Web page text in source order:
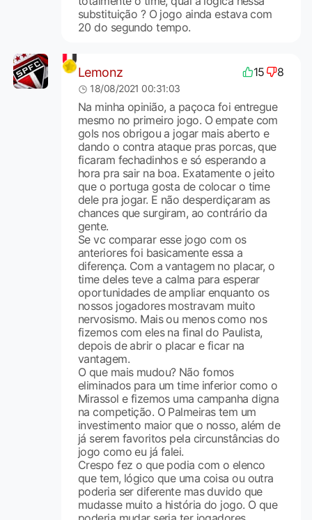
substituição ? O jogo ainda estava com
20 do segundo tempo.
Lemonz 15 8
18/08/2021 00:31:03
Na minha opinião, a paçoca foi entregue
mesmo no primeiro jogo. O empate com
gols nos obrigou a jogar mais aberto e
dando o contra ataque pras porcas, que
ficaram fechadinhos e só esperando a
hora pra sair na boa. Exatamente o jeito
que o portuga gosta de colocar o time
dele pra jogar. E não desperdiçaram as
chances que surgiram, ao contrário da
gente.
Se vc comparar esse jogo com os
anteriores foi basicamente essa a
diferença. Com a vantagem no placar, o
time deles teve a calma para esperar
oportunidades de ampliar enquanto os
nossos jogadores mostravam muito
nervosismo. Mais ou menos como nos
fizemos com eles na final do Paulista,
depois de abrir o placar e ficar na
vantagem.
O que mais mudou? Não fomos
eliminados para um time inferior como o
Mirassol e fizemos uma campanha digna
na competição. O Palmeiras tem um
investimento maior que o nosso, além de
já serem favoritos pela circunstâncias do
jogo como eu já falei.
Crespo fez o que podia com o elenco
que tem, lógico que uma coisa ou outra
poderia ser diferente mas duvido que
mudasse muito a história do jogo. O que